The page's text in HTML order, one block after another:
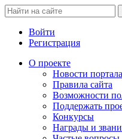
Войти
Регистрация
О проекте
Новости портала
Правила сайта
Возможности
Поддержать
Конкурсы
Награды и